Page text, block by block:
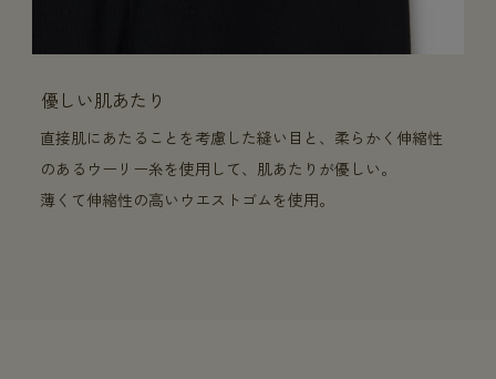
優しい肌あたり
直接肌にあたることを考慮した縫い目と、柔らかく伸縮性
のあるウーリー糸を使用して、肌あたりが優しい。
薄くて伸縮性の高いウエストゴムを使用。